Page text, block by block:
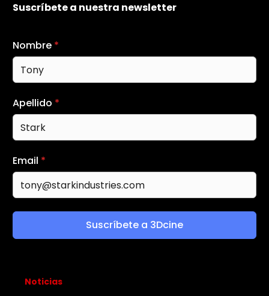
Suscríbete a nuestra newsletter
Nombre *
Apellido *
Email *
Suscríbete a 3Dcine
Noticias